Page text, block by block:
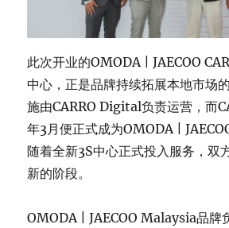
此次开业的OMODA | JAECOO
中心，正是品牌持续拓展本地市场
施由CARRO Digital负责运营，而
年3月便正式成为OMODA |
随着全新3S中心正式投入服务，双
新的阶段。
OMODA | JAECOO Malaysia品牌